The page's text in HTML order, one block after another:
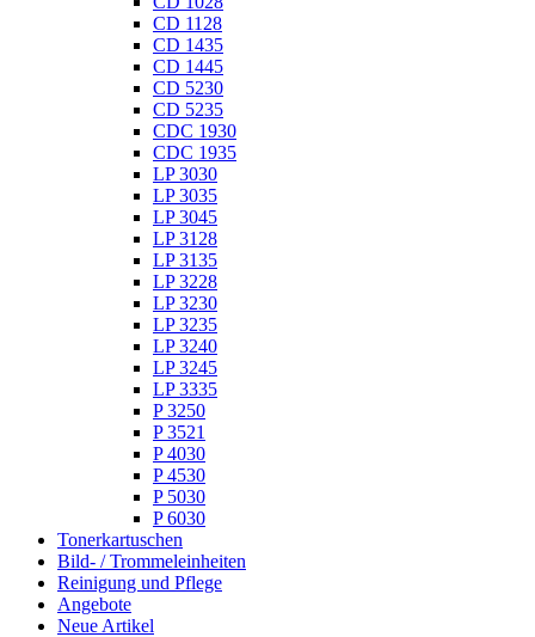
CD 1128
CD 1435
CD 1445
CD 5230
CD 5235
CDC 1930
CDC 1935
LP 3030
LP 3035
LP 3045
LP 3128
LP 3135
LP 3228
LP 3230
LP 3235
LP 3240
LP 3245
LP 3335
P 3250
P 3521
P 4030
P 4530
P 5030
P 6030
Tonerkartuschen
Bild- / Trommeleinheiten
Reinigung und Pflege
Angebote
Neue Artikel